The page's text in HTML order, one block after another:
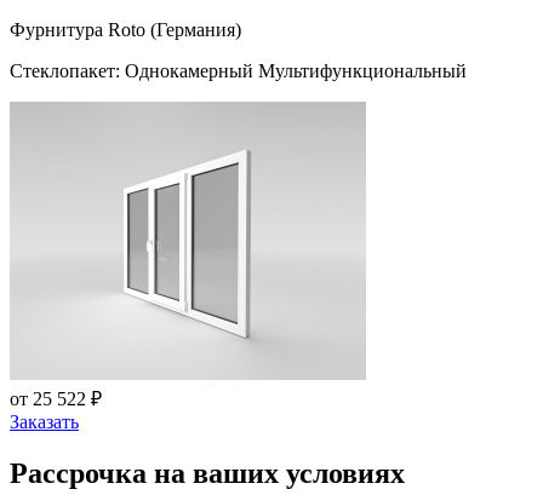
Фурнитура Roto (Германия)
Стеклопакет: Однокамерный Мультифункциональный
от 25 522 ₽
Заказать
Рассрочка на ваших условиях